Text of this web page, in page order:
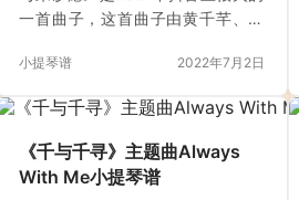
边倾诉。 那天偶然间得知还有一首
的一首歌曲。 小提琴曲《孤勇者》
战》的中文主…
一首曲子，这首曲子由黄千芊、王
大籽演唱的歌曲，发行于2021年1月
砂痣》中。 白月光就是心中最完美
的恋人，是他对爱情最美好的想
象，但是现实生活中是不存在的，
所以说对男生来讲，白月光就是神
小提琴谱 2022年7月2日
《千与千寻》主题曲Always
With Me小提琴谱